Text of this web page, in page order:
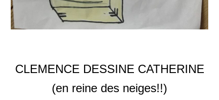
CLEMENCE DESSINE CATHERINE
(en reine des neiges!!)